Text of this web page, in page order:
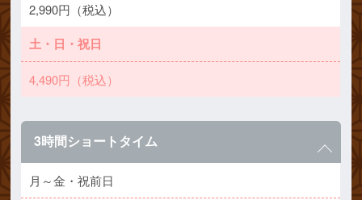
2,990円（税込）
土・日・祝日
4,490円（税込）
3時間ショートタイム
月～金・祝前日